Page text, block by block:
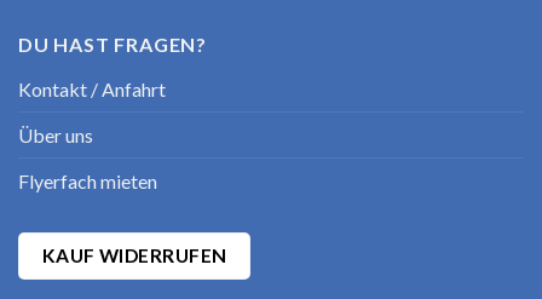
DU HAST FRAGEN?
Kontakt / Anfahrt
Über uns
Flyerfach mieten
KAUF WIDERRUFEN